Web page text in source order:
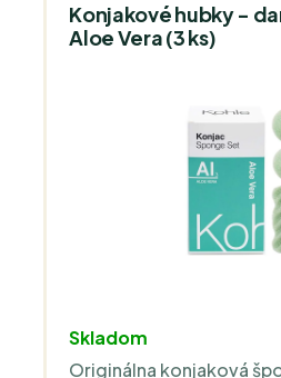
Konjakové hubky -
Aloe Vera (3 ks)
Skladom
Originálna konjaková